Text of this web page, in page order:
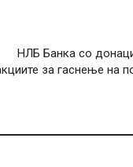
НЛБ Банка со
за гаснење на